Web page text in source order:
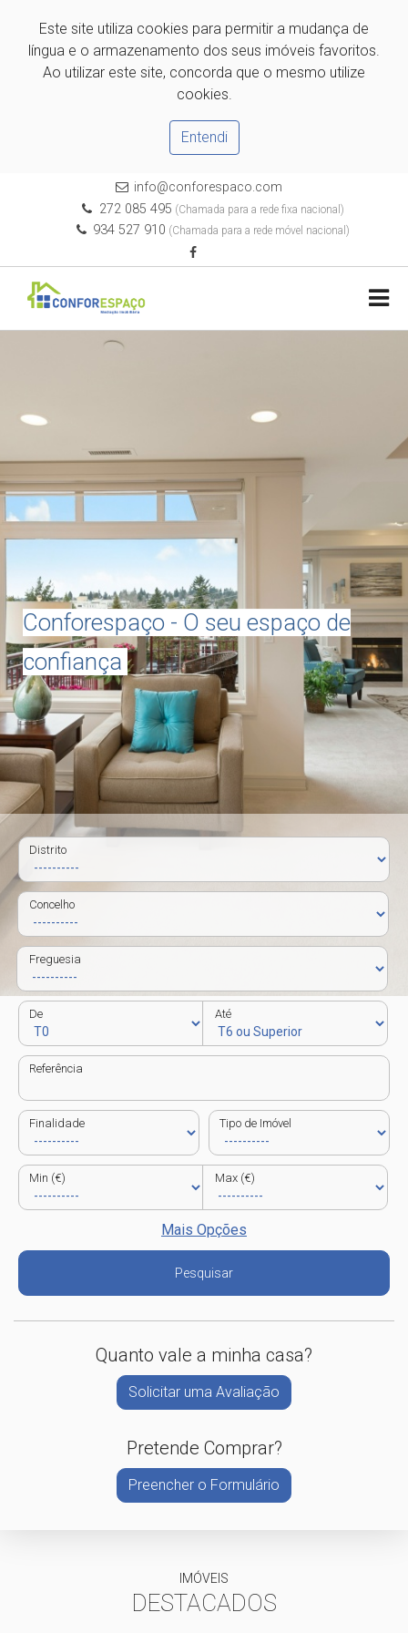
Este site utiliza cookies para permitir a mudança de
língua e o armazenamento dos seus imóveis favoritos.
Ao utilizar este site, concorda que o mesmo utilize
cookies.
Entendi
info@conforespaco.com
272 085 495 (Chamada para a rede fixa nacional)
934 527 910 (Chamada para a rede móvel nacional)
Conforespaço - O seu espaço de
confiança
Distrito
Concelho
Freguesia
De Até
Referência
Finalidade Tipo de Imóvel
Min (€) Max (€)
Mais Opções
Pesquisar
Quanto vale a minha casa?
Solicitar uma Avaliação
Pretende Comprar?
Preencher o Formulário
IMÓVEIS
DESTACADOS